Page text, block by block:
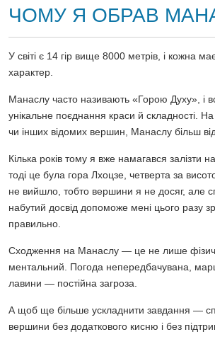
ЧОМУ Я ОБРАВ
У світі є 14 гір вище 8000 метрів, і кожна
характер.
Манаслу часто називають «Горою Духу», і
унікальне поєднання краси й складності. На
чи інших відомих вершин, Манаслу більш
Кілька років тому я вже намагався залізти
тоді це була гора Лхоцзе, четверта за
не вийшло, тобто вершини я не досяг, але
набутий досвід допоможе мені цього разу
правильно.
Сходження на Манаслу — це не лише
ментальний. Погода непередбачувана,
лавини — постійна загроза.
А щоб ще більше ускладнити завдання —
вершини без додаткового кисню і без